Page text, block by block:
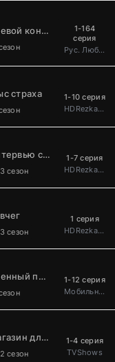
Боевой континент 2: Непревзойдённый клан Та
1-164
серия
Рус. Люб. многоголосый
страха
1-10 серия
HDRezka Studio
Интервью с вампиром
сезон
1-7 серия
HDRezka Studio
сезон
1 серия
HDRezka Studio
Военный повар становится легендой
1-12 серия
Мобильное телевидение
Магазин для киллеров
сезон
1-4 серия
TVShows